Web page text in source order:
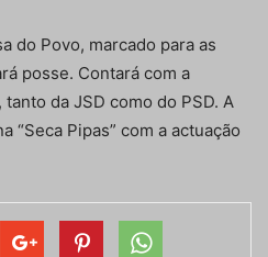
do Povo, marcado para as
posse. Contará com a
da JSD como do PSD. A
“Seca Pipas” com a actuação